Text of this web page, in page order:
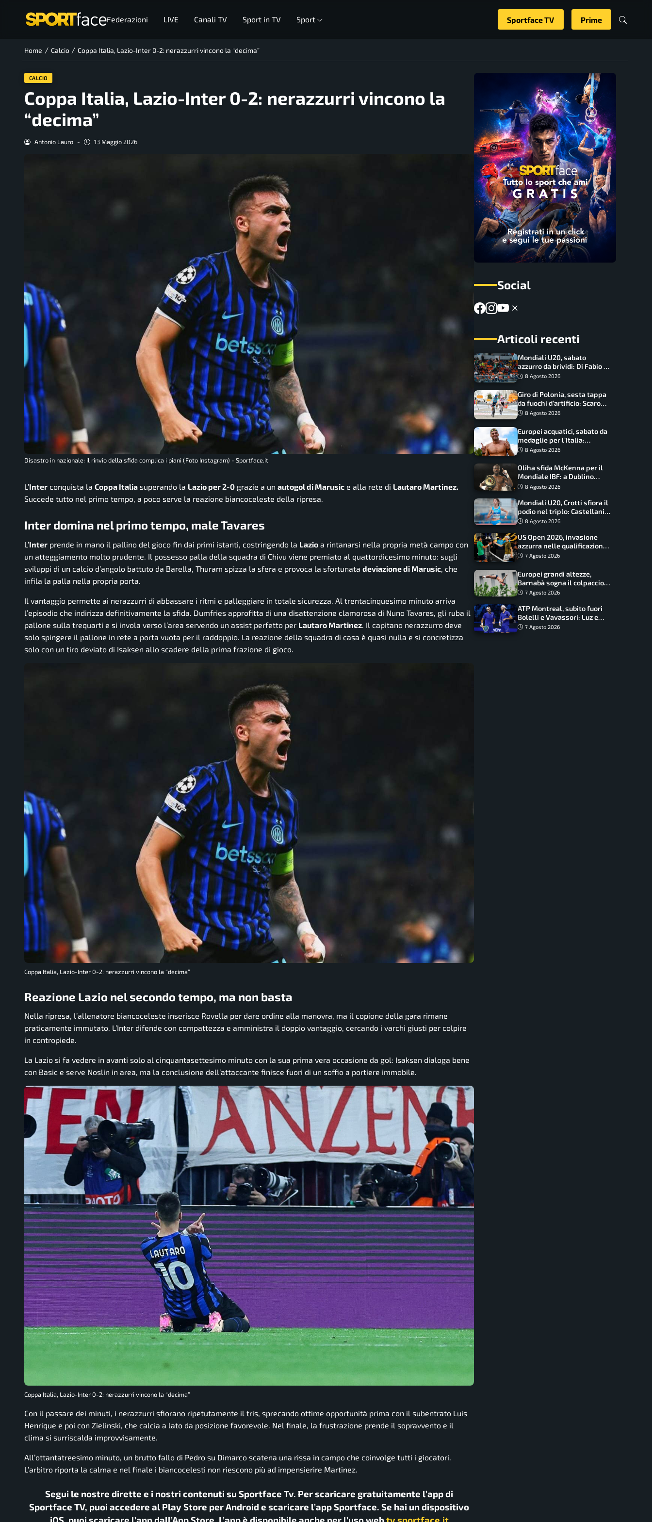
Federazioni LIVE Canali TV Sport in TV Sport Sportface TV Prime
Home / Calcio / Coppa Italia, Lazio-Inter 0-2: nerazzurri vincono la “decima”
CALCIO
Coppa Italia, Lazio-Inter 0-2: nerazzurri vincono la
“decima”
Antonio Lauro - 13 Maggio 2026
Disastro in nazionale: il rinvio della sfida complica i piani (Foto Instagram) - Sportface.it
L’Inter conquista la Coppa Italia superando la Lazio per 2-0 grazie a un autogol di Marusic e alla rete di Lautaro Martinez.
Succede tutto nel primo tempo, a poco serve la reazione biancoceleste della ripresa.
Inter domina nel primo tempo, male Tavares
L’Inter prende in mano il pallino del gioco fin dai primi istanti, costringendo la Lazio a rintanarsi nella propria metà campo con
un atteggiamento molto prudente. Il possesso palla della squadra di Chivu viene premiato al quattordicesimo minuto: sugli
sviluppi di un calcio d’angolo battuto da Barella, Thuram spizza la sfera e provoca la sfortunata deviazione di Marusic , che
infila la palla nella propria porta.
Il vantaggio permette ai nerazzurri di abbassare i ritmi e palleggiare in totale sicurezza. Al trentacinquesimo minuto arriva
l’episodio che indirizza definitivamente la sfida. Dumfries approfitta di una disattenzione clamorosa di Nuno Tavares, gli ruba il
pallone sulla trequarti e si invola verso l’area servendo un assist perfetto per Lautaro Martinez . Il capitano nerazzurro deve
solo spingere il pallone in rete a porta vuota per il raddoppio. La reazione della squadra di casa è quasi nulla e si concretizza
solo con un tiro deviato di Isaksen allo scadere della prima frazione di gioco.
Coppa Italia, Lazio-Inter 0-2: nerazzurri vincono la “decima”
Reazione Lazio nel secondo tempo, ma non basta
Nella ripresa, l’allenatore biancoceleste inserisce Rovella per dare ordine alla manovra, ma il copione della gara rimane
praticamente immutato. L’Inter difende con compattezza e amministra il doppio vantaggio, cercando i varchi giusti per colpire
in contropiede.
La Lazio si fa vedere in avanti solo al cinquantasettesimo minuto con la sua prima vera occasione da gol: Isaksen dialoga bene
con Basic e serve Noslin in area, ma la conclusione dell’attaccante finisce fuori di un soffio a portiere immobile.
Coppa Italia, Lazio-Inter 0-2: nerazzurri vincono la “decima”
Con il passare dei minuti, i nerazzurri sfiorano ripetutamente il tris, sprecando ottime opportunità prima con il subentrato Luis
Henrique e poi con Zielinski, che calcia a lato da posizione favorevole. Nel finale, la frustrazione prende il sopravvento e il
clima si surriscalda improvvisamente.
All’ottantatreesimo minuto, un brutto fallo di Pedro su Dimarco scatena una rissa in campo che coinvolge tutti i giocatori.
L’arbitro riporta la calma e nel finale i biancocelesti non riescono più ad impensierire Martinez.
Segui le nostre dirette e i nostri contenuti su Sportface Tv. Per scaricare gratuitamente l’app di
Sportface TV, puoi accedere al Play Store per Android e scaricare l’app Sportface. Se hai un dispositivo
iOS, puoi scaricare l’app dall’App Store. L’app è disponibile anche per l’uso webtv.sportface.it
Social
Articoli recenti
Mondiali U20, sabato
azzurro da brividi: Di Fabio e
Inzoli sognano le medaglie,
8 Agosto 2026
Giro di Polonia, sesta tappa
da fuochi d’artificio: Scaroni
può attaccare la maglia di
8 Agosto 2026
Europei acquatici, sabato da
medaglie per l’Italia:
Paltrinieri guida la staffetta,
grandi altezze
8 Agosto 2026
Oliha sfida McKenna per il
Mondiale IBF: a Dublino
serve l’impresa nella tana
8 Agosto 2026
Mondiali U20, Crotti sfiora il
podio nel triplo: Castellani
da record, Succo in finale
8 Agosto 2026
US Open 2026, invasione
azzurra nelle qualificazioni:
17 italiani a caccia del main
7 Agosto 2026
Europei grandi altezze,
Barnabà sogna il colpaccio:
è leader a metà gara, Baraldi
7 Agosto 2026
ATP Montreal, subito fuori
Bolelli e Vavassori: Luz e
Matos fermano gli azzurri
7 Agosto 2026